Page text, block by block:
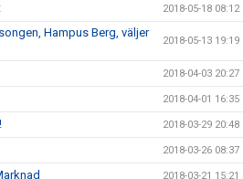
2018-05-18 08:12
Hampus Berg, väljer
2018-05-13 19:19
2018-04-03 20:27
2018-04-01 16:35
2018-03-29 20:48
2018-03-26 08:37
2018-03-21 15:21